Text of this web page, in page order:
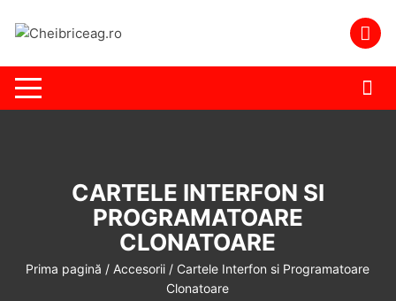
CARTELE INTERFON SI
PROGRAMATOARE
CLONATOARE
Prima pagină / Accesorii / Cartele Interfon si Programatoare
Clonatoare